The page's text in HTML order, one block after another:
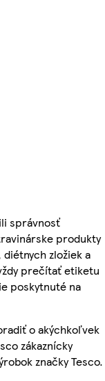
správnosť
produkty
zložiek a
prečítať etiketu
poskytnuté na
o akýchkoľvek
zákaznícky
značky Tesco.